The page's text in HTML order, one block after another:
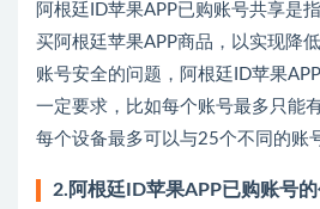
阿根廷ID苹果APP已购账号共享是
买阿根廷苹果APP商品，以实现降
账号安全的问题，阿根廷ID苹果
一定要求，比如每个账号最多只能
每个设备最多可以与25个不同的账
2.阿根廷ID苹果APP已购账号